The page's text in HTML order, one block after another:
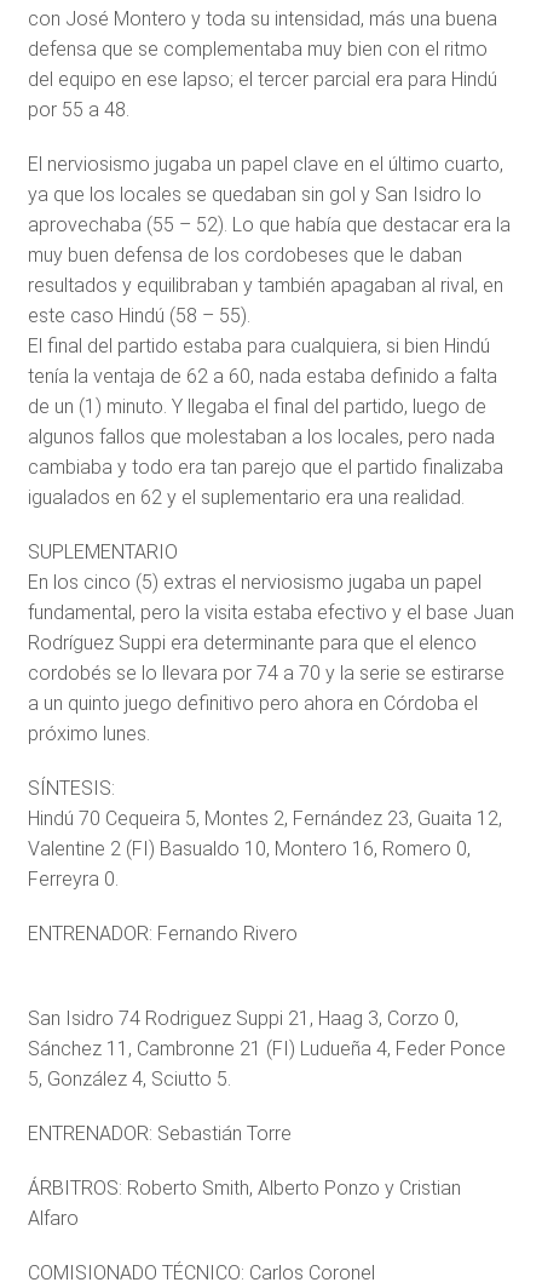
con José Montero y toda su intensidad, más una buena
defensa que se complementaba muy bien con el ritmo
del equipo en ese lapso; el tercer parcial era para Hindú
por 55 a 48.
El nerviosismo jugaba un papel clave en el último cuarto,
ya que los locales se quedaban sin gol y San Isidro lo
aprovechaba (55 – 52). Lo que había que destacar era la
muy buen defensa de los cordobeses que le daban
resultados y equilibraban y también apagaban al rival, en
este caso Hindú (58 – 55).
El final del partido estaba para cualquiera, si bien Hindú
tenía la ventaja de 62 a 60, nada estaba definido a falta
de un (1) minuto. Y llegaba el final del partido, luego de
algunos fallos que molestaban a los locales, pero nada
cambiaba y todo era tan parejo que el partido finalizaba
igualados en 62 y el suplementario era una realidad.
SUPLEMENTARIO
En los cinco (5) extras el nerviosismo jugaba un papel
fundamental, pero la visita estaba efectivo y el base Juan
Rodríguez Suppi era determinante para que el elenco
cordobés se lo llevara por 74 a 70 y la serie se estirarse
a un quinto juego definitivo pero ahora en Córdoba el
próximo lunes.
SÍNTESIS:
Hindú 70 Cequeira 5, Montes 2, Fernández 23, Guaita 12,
Valentine 2 (FI) Basualdo 10, Montero 16, Romero 0,
Ferreyra 0.
ENTRENADOR: Fernando Rivero
San Isidro 74 Rodriguez Suppi 21, Haag 3, Corzo 0,
Sánchez 11, Cambronne 21 (FI) Ludueña 4, Feder Ponce
5, González 4, Sciutto 5.
ENTRENADOR: Sebastián Torre
ÁRBITROS: Roberto Smith, Alberto Ponzo y Cristian
Alfaro
COMISIONADO TÉCNICO: Carlos Coronel